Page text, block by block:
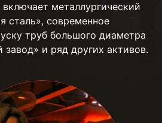
металлургический
сталь», современное
труб большого диаметра
завод» и ряд других активов.